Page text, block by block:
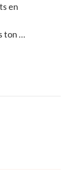
en
ton …